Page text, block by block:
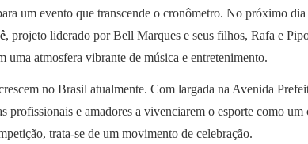
um evento que transcende o cronômetro. No próximo
, projeto liderado por Bell Marques e seus filhos, Rafa e
uma atmosfera vibrante de música e entretenimento.
no Brasil atualmente. Com largada na Avenida
profissionais e amadores a vivenciarem o esporte como um
trata-se de um movimento de celebração.